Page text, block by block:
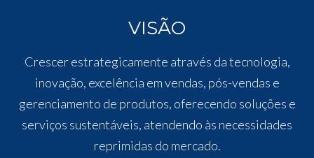
VISÃO
Crescer estrategicamente através da tecnologia,
inovação, excelência em vendas, pós-vendas e
gerenciamento de produtos, oferecendo soluções e
serviços sustentáveis, atendendo às necessidades
reprimidas do mercado.